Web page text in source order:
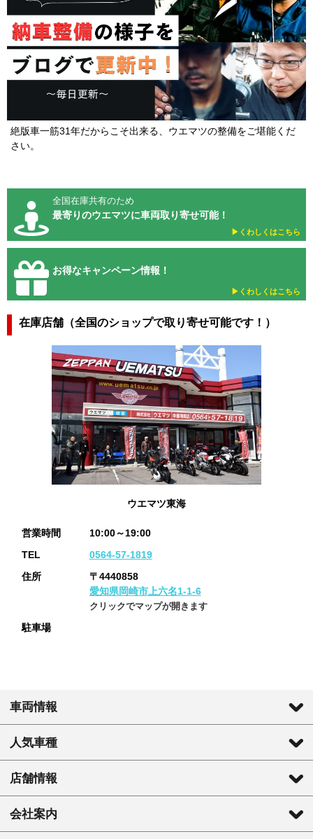
絶版車一筋31年だからこそ出来る、ウエマツの整備をご堪能くだ
さい。
全国在庫共有のため
最寄りのウエマツに車両取り寄せ可能！
▶︎くわしくはこちら
お得なキャンペーン情報！
▶︎くわしくはこちら
在庫店舗（全国のショップで取り寄せ可能です！）
ウエマツ東海
営業時間
10:00～19:00
TEL
0564-57-1819
住所
〒4440858
愛知県岡崎市上六名1-1-6
クリックでマップが開きます
駐車場
車両情報
人気車種
店舗情報
会社案内